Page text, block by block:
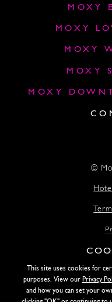
MOXY
MOXY
MOXY
MOXY
MOXY
©
This site uses cookies for
purposes. View our Privacy
and how you can set your